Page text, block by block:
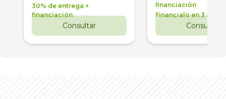
30% de entrega +
financiación
Consultar
financiación
Financialo en 3 años
Consultar